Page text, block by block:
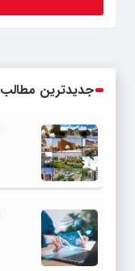
جدیدترین مطالب